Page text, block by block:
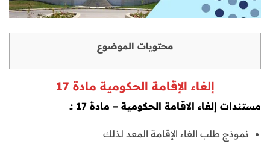
محتويات الموضوع
إلغاء الإقامة الحكومية مادة 17
مستندات إلغاء الاقامة الحكومية – مادة 17 :ـ
نموذج طلب الغاء الإقامة المعد لذلك